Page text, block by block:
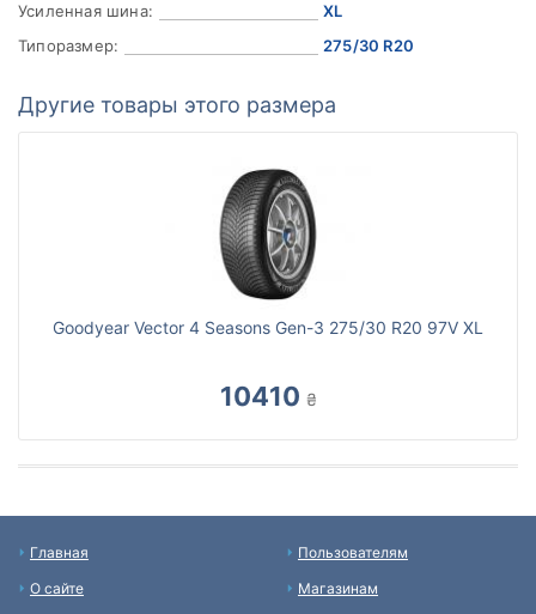
Усиленная шина:
XL
Типоразмер:
275/30 R20
Другие товары этого размера
Goodyear Vector 4 Seasons Gen-3 275/30 R20 97V XL
10410 ₴
Главная
О сайте
Пользователям
Магазинам